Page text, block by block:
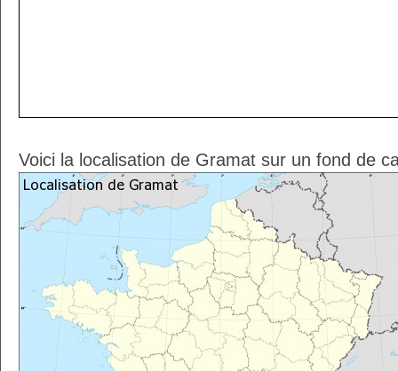
Voici la localisation de Gramat sur un fond de